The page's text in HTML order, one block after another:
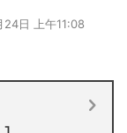
24日 上午11:08